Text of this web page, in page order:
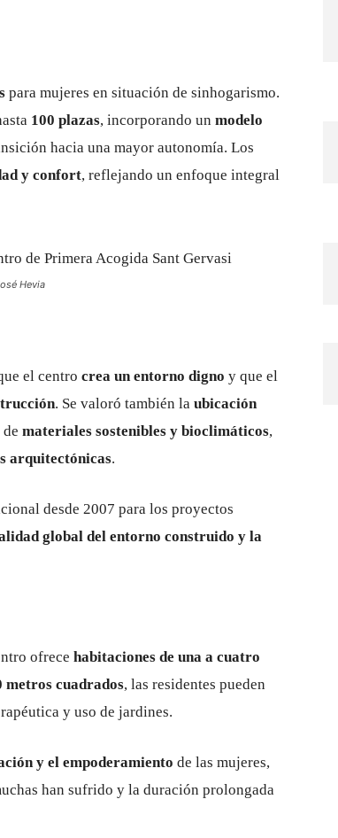
para mujeres en situación de sinhogarismo.
100 plazas, incorporando un modelo
hacia una mayor autonomía. Los
y confort, reflejando un enfoque integral
Hevia
el centro crea un entorno digno y que el
. Se valoró también la ubicación
materiales sostenibles y bioclimáticos,
arquitectónicas.
desde 2007 para los proyectos
global del entorno construido y la
ofrece habitaciones de una a cuatro
metros cuadrados, las residentes pueden
y uso de jardines.
y el empoderamiento de las mujeres,
han sufrido y la duración prolongada